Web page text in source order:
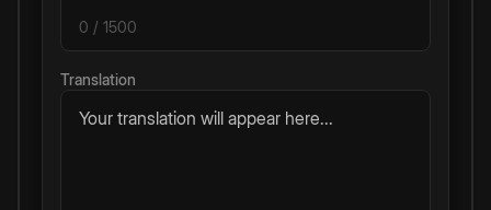
0 / 1500
Translation
Your translation will appear here...